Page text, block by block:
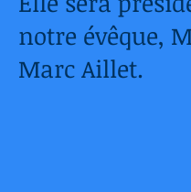
notre évêque,
Marc Aillet.